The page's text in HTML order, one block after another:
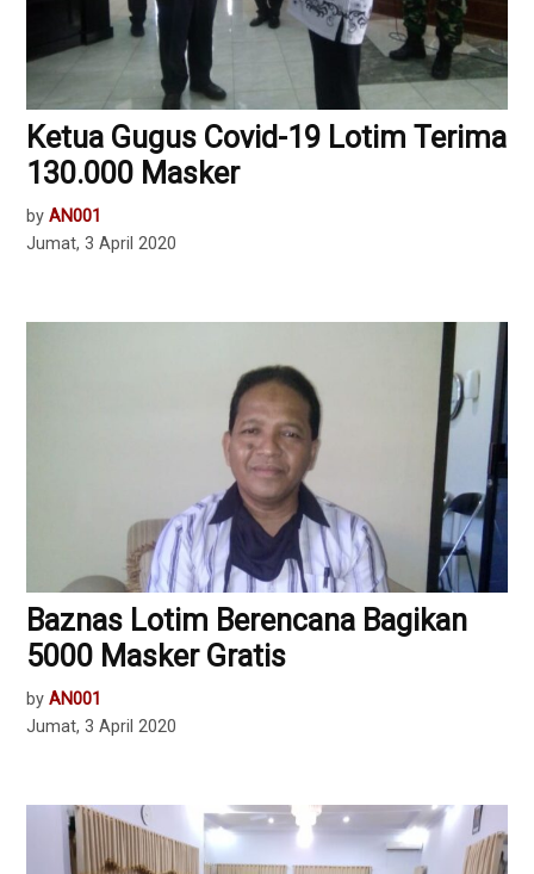
Ketua Gugus Covid-19 Lotim Terima
130.000 Masker
by AN001
Jumat, 3 April 2020
Baznas Lotim Berencana Bagikan
5000 Masker Gratis
by AN001
Jumat, 3 April 2020